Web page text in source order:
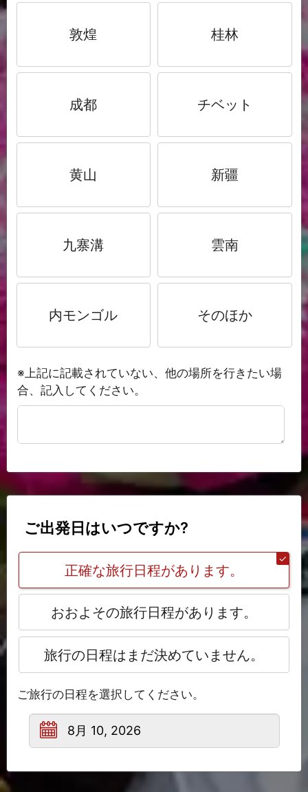
敦煌 桂林
成都 チベット
黄山 新疆
九寨溝 雲南
内モンゴル そのほか
※上記に記載されていない、他の場所を行きたい場
合、記入してください。
ご出発日はいつですか?
正確な旅行日程があります。
おおよその旅行日程があります。
旅行の日程はまだ決めていません。
ご旅行の日程を選択してください。